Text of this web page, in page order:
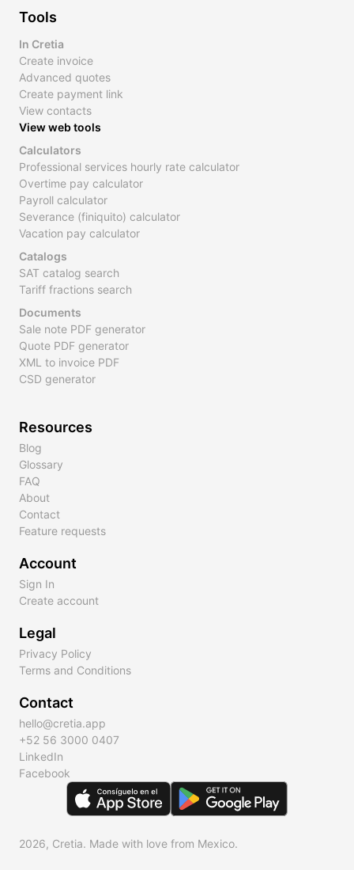
Tools
In Cretia
Create invoice
Advanced quotes
Create payment link
View contacts
View web tools
Calculators
Professional services hourly rate calculator
Overtime pay calculator
Payroll calculator
Severance (finiquito) calculator
Vacation pay calculator
Catalogs
SAT catalog search
Tariff fractions search
Documents
Sale note PDF generator
Quote PDF generator
XML to invoice PDF
CSD generator
Resources
Blog
Glossary
FAQ
About
Contact
Feature requests
Account
Sign In
Create account
Legal
Privacy Policy
Terms and Conditions
Contact
hello@cretia.app
+52 56 3000 0407
LinkedIn
Facebook
2026, Cretia. Made with love from Mexico.